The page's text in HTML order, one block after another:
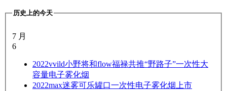
历史上的今天
7 月
6
2022vvild小野将和flow福禄共推“野路子”一次性大
容量电子雾化烟
2022max迷雾可乐罐口一次性电子雾化烟上市